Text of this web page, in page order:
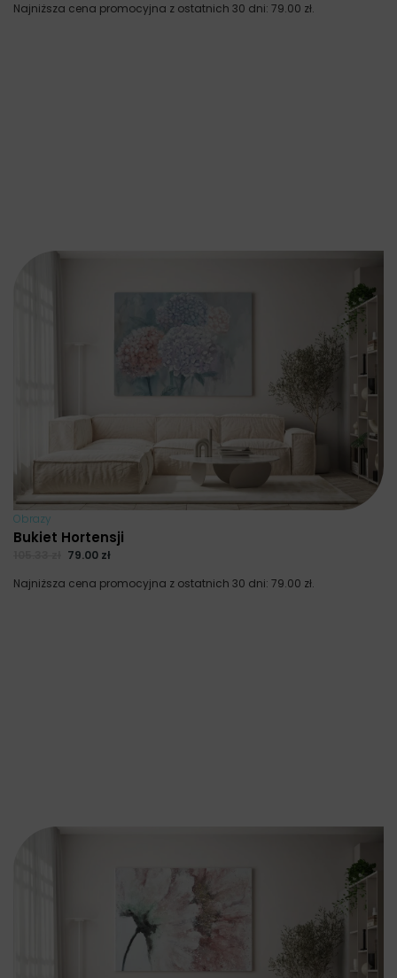
Najniższa cena promocyjna z ostatnich 30 dni: 79.00 zł.
Obrazy
Bukiet Hortensji
79.00 zł
Najniższa cena promocyjna z ostatnich 30 dni: 79.00 zł.